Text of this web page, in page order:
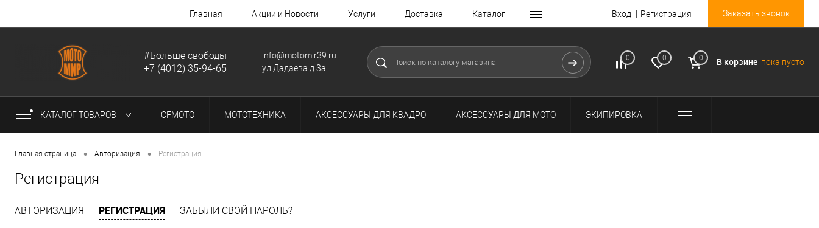
Главная Акции и Новости Услуги Доставка Каталог Вход Регистрация Заказать звонок
#Больше свободы
+7 (4012) 35-94-65
info@motomir39.ru
ул.Дадаева д.3а
0 0 0 В корзине пока пусто
КАТАЛОГ ТОВАРОВ CFMOTO МОТОТЕХНИКА АКСЕССУАРЫ ДЛЯ КВАДРО АКСЕССУАРЫ ДЛЯ МОТО ЭКИПИРОВКА
Главная страница • Авторизация • Регистрация
Регистрация
АВТОРИЗАЦИЯ РЕГИСТРАЦИЯ ЗАБЫЛИ СВОЙ ПАРОЛЬ?